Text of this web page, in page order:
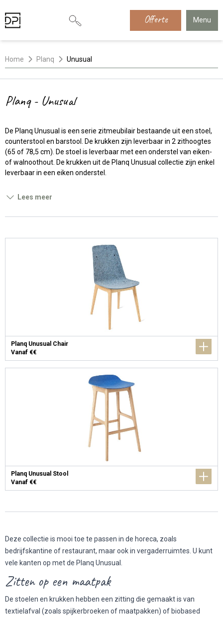
Offerte Menu
Home Planq Unusual
Planq - Unusual
De Planq Unusual is een serie zitmeubilair bestaande uit een stoel,
counterstool en barstool. De krukken zijn leverbaar in 2 zithoogtes
(65 of 78,5 cm). De stoel is leverbaar met een onderstel van eiken-
of walnoothout. De krukken uit de Planq Unusual collectie zijn enkel
leverbaar in een eiken onderstel.
Lees meer
Planq Unusual Chair
Vanaf €€
Planq Unusual Stool
Vanaf €€
Deze collectie is mooi toe te passen in de horeca, zoals
bedrijfskantine of restaurant, maar ook in vergaderruimtes. U kunt
vele kanten op met de Planq Unusual.
Zitten op een maatpak
De stoelen en krukken hebben een zitting die gemaakt is van
textielafval (zoals spijkerbroeken of maatpakken) of biobased